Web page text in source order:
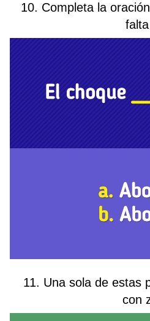
10. Completa la
falta
11. Una sola de estas
con